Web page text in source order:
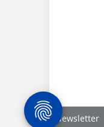
Newsletter